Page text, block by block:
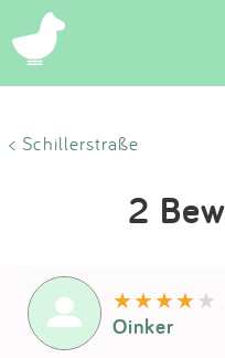
< Schillerstraße
2
Oinker